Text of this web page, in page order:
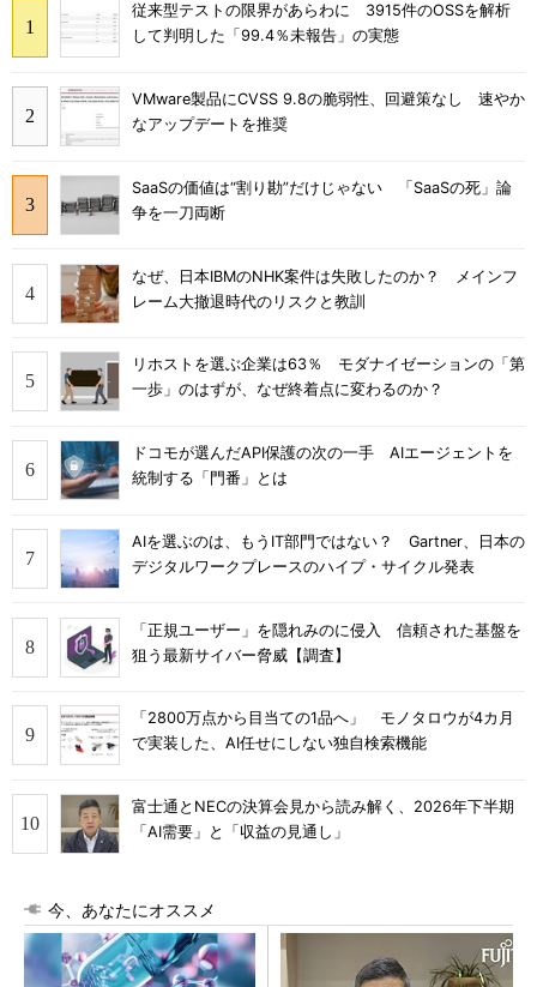
従来型テストの限界があらわに 3915件のOSSを解析
して判明した「99.4％未報告」の実態
VMware製品にCVSS 9.8の脆弱性、回避策なし 速やか
なアップデートを推奨
SaaSの価値は“割り勘”だけじゃない 「SaaSの死」論
争を一刀両断
なぜ、日本IBMのNHK案件は失敗したのか？ メインフ
レーム大撤退時代のリスクと教訓
リホストを選ぶ企業は63％ モダナイゼーションの「第
一歩」のはずが、なぜ終着点に変わるのか？
ドコモが選んだAPI保護の次の一手 AIエージェントを
統制する「門番」とは
AIを選ぶのは、もうIT部門ではない？ Gartner、日本の
デジタルワークプレースのハイプ・サイクル発表
「正規ユーザー」を隠れみのに侵入 信頼された基盤を
狙う最新サイバー脅威【調査】
「2800万点から目当ての1品へ」 モノタロウが4カ月
で実装した、AI任せにしない独自検索機能
富士通とNECの決算会見から読み解く、2026年下半期
「AI需要」と「収益の見通し」
今、あなたにオススメ